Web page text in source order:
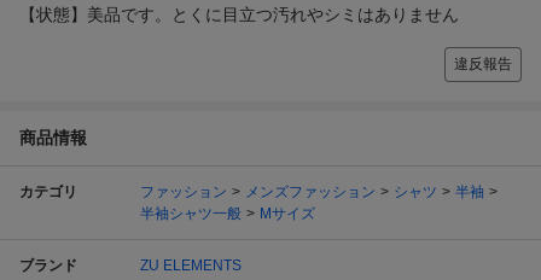
【状態】美品です。とくに目立つ汚れやシミはありません
違反報告
商品情報
カテゴリ ファッション メンズファッション シャツ
半袖
半袖シャツ一般
Mサイズ
ブランド ZU ELEMENTS